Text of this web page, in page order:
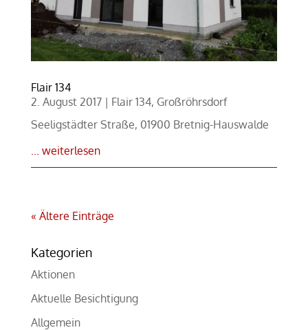
Flair 134
2. August 2017| Flair 134, Großröhrsdorf
Seeligstädter Straße, 01900 Bretnig-Hauswalde
... weiterlesen
« Ältere Einträge
Kategorien
Aktionen
Aktuelle Besichtigung
Allgemein